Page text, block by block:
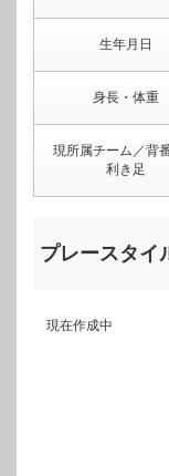
生年月日
身長・体重
現所属チーム／背
利き足
プレースタイ
現在作成中